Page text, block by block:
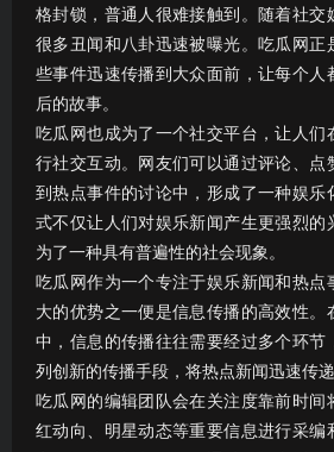
格封锁，普通人很难接触到。随着社交
很多丑闻和八卦迅速被曝光。吃瓜网正
些事件迅速传播到大众面前，让每个人
后的故事。
吃瓜网也成为了一个社交平台，让人们
行社交互动。网友们可以通过评论、点
到热点事件的讨论中，形成了一种娱乐
式不仅让人们对娱乐新闻产生更强烈的
为了一种具有普遍性的社会现象。
吃瓜网作为一个专注于娱乐新闻和热点
大的优势之一便是信息传播的高效性。
中，信息的传播往往需要经过多个环节
列创新的传播手段，将热点新闻迅速传递
吃瓜网的编辑团队会在关注度靠前时间
红动向、明星动态等重要信息进行采编